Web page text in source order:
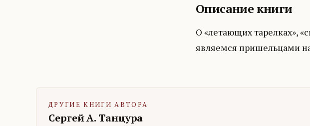
Описание книги
О «летающих тарелках»,
являемся пришельцами
ДРУГИЕ КНИГИ АВТОРА
Сергей А. Танцура